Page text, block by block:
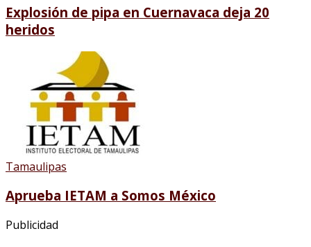
Explosión de pipa en Cuernavaca deja 20
heridos
Tamaulipas
Aprueba IETAM a Somos México
Publicidad